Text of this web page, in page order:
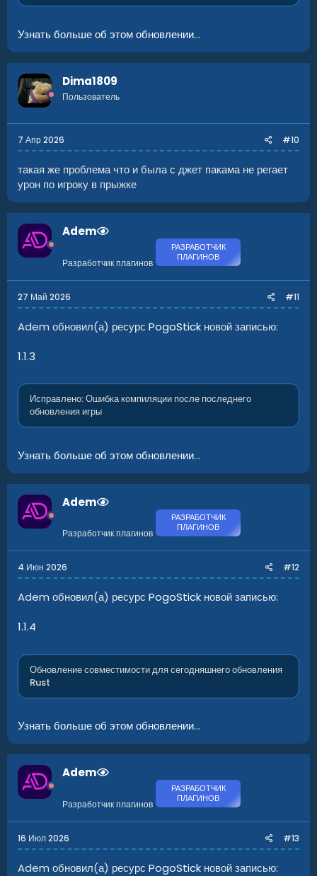
Узнать больше об этом обновлении...
Dima1809
Пользователь
7 Апр 2026 #10
такая же проблема что и была с джет пакама не регает
урон по игроку в прыжке
Adem
Разработчик плагинов
РАЗРАБОТЧИК
ПЛАГИНОВ
27 Май 2026 #11
Adem обновил(а) ресурс PogoStick новой записью:
1.1.3
Исправлено: Ошибка компиляции после последнего
обновления игры
Узнать больше об этом обновлении...
Adem
Разработчик плагинов
РАЗРАБОТЧИК
ПЛАГИНОВ
4 Июн 2026 #12
Adem обновил(а) ресурс PogoStick новой записью:
1.1.4
Обновление совместимости для сегодняшнего обновления
Rust
Узнать больше об этом обновлении...
Adem
Разработчик плагинов
РАЗРАБОТЧИК
ПЛАГИНОВ
16 Июл 2026 #13
Adem обновил(а) ресурс PogoStick новой записью: